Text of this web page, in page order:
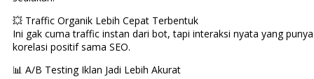
💥 Traffic Organik Lebih Cepat Terbentuk
Ini gak cuma traffic instan dari bot, tapi interaksi nyata yang punya
korelasi positif sama SEO.
📊 A/B Testing Iklan Jadi Lebih Akurat